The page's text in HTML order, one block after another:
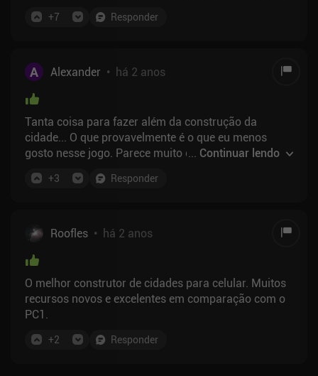
preço pago antecipadamente. Embora tenha mais
espere que ele chegue perto do nível do
sc3000/sc4/c:s.
+7 Responder
A Alexander • há 2 anos
Tanta coisa para fazer além da construção da
cidade... O que provavelmente é o que eu menos
gosto nesse jogo. Parece muito casual para o meu
melhores, então esse jogo vai servir para "coçar a
... Continuar lendo
+3 Responder
Roofles • há 2 anos
O melhor construtor de cidades para celular. Muitos
recursos novos e excelentes em comparação com o
PC1.
+2 Responder